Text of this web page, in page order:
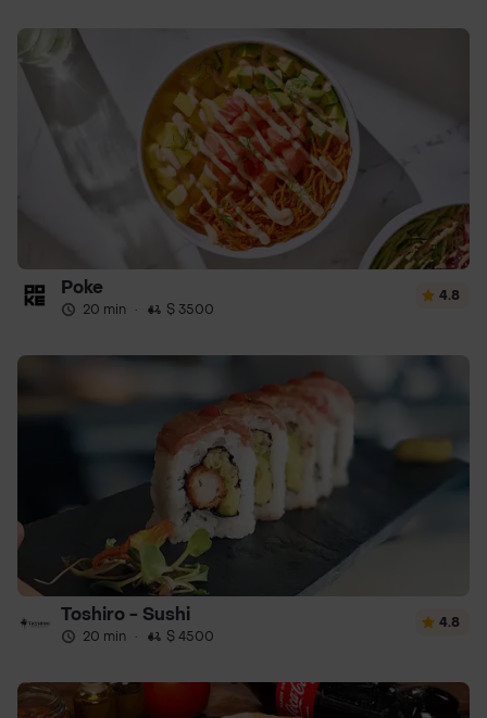
Poke
20 min · $ 3500
4.8
Toshiro - Sushi
20 min · $ 4500
4.8